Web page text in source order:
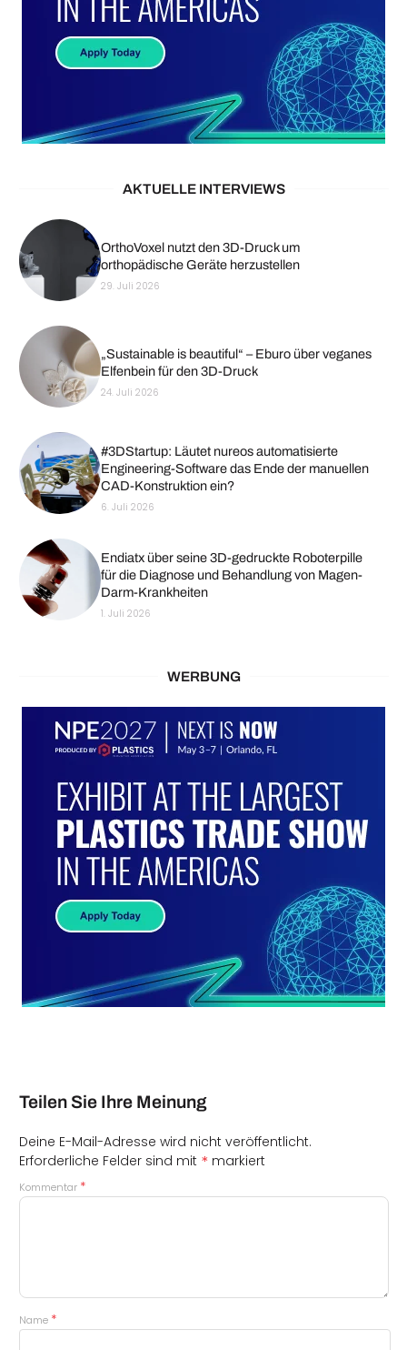
AKTUELLE INTERVIEWS
OrthoVoxel nutzt den 3D-Druck um
orthopädische Geräte herzustellen
29. Juli 2026
„Sustainable is beautiful“ – Eburo über veganes
Elfenbein für den 3D-Druck
24. Juli 2026
#3DStartup: Läutet nureos automatisierte
Engineering-Software das Ende der manuellen
CAD-Konstruktion ein?
6. Juli 2026
Endiatx über seine 3D-gedruckte Roboterpille
für die Diagnose und Behandlung von Magen-
Darm-Krankheiten
1. Juli 2026
WERBUNG
Teilen Sie Ihre Meinung
Deine E-Mail-Adresse wird nicht veröffentlicht.
Erforderliche Felder sind mit * markiert
Kommentar *
Name *